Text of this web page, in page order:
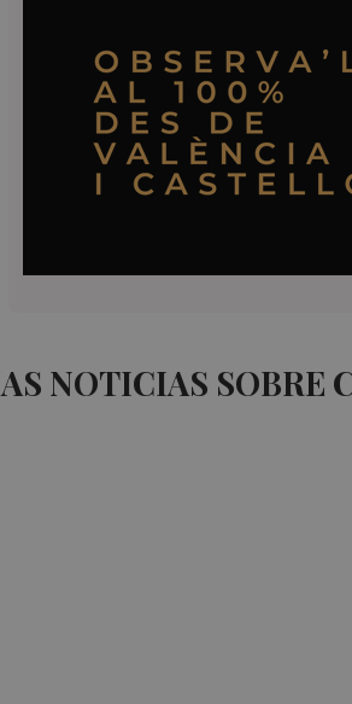
NOTICIAS SOBRE